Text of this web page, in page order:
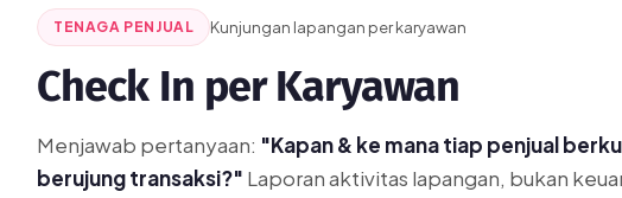
Ditampilkan transaksi utama sebagai contoh. Rincian lengkap
TENAGA PENJUAL Kunjungan lapangan per karyawan
Check In per Karyawan
Menjawab pertanyaan: "Kapan & ke mana tiap penjual
berujung transaksi?" Laporan aktivitas lapangan, bukan